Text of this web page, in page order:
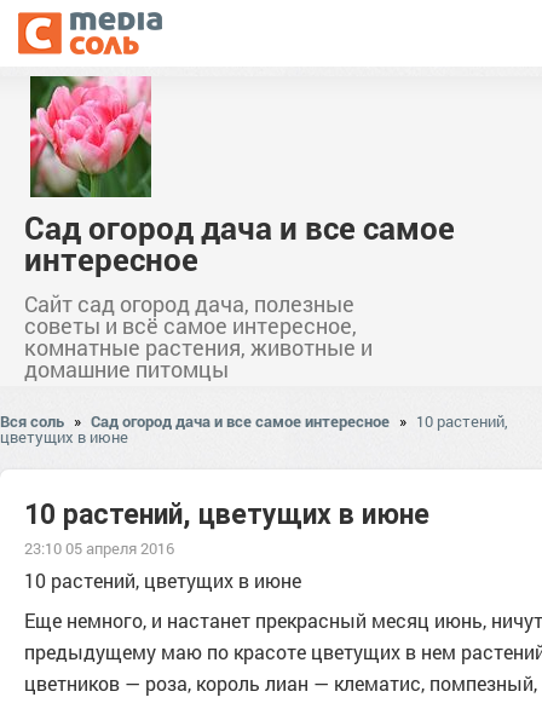
Сад огород дача и все самое
интересное
Сайт сад огород дача, полезные
советы и всё самое интересное,
комнатные растения, животные и
домашние питомцы
Вся соль » Сад огород дача и все самое интересное » 10 растений,
цветущих в июне
10 растений, цветущих в июне
23:10 05 апреля 2016
10 растений, цветущих в июне
Еще немного, и настанет прекрасный месяц июнь,
предыдущему маю по красоте цветущих в нем
цветников — роза, король лиан — клематис,